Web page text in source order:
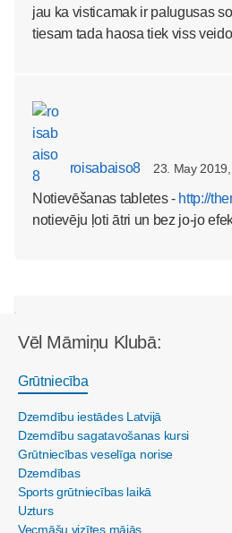
jau ka visticamak ir palugusas
tiesam tada haosa tiek viss
roisabaiso8 23. May
Notievēšanas tabletes - http://
notievēju ļoti ātri un bez jo-jo
Vēl Māmiņu Klubā:
Grūtniecība
Dzemdību iestādes Latvijā
Dzemdību sagatavošanas kursi
Grūtniecības veselīga norise
Dzemdības
Sports grūtniecības laikā
Uzturs
Vecmāšu vizītes mājās